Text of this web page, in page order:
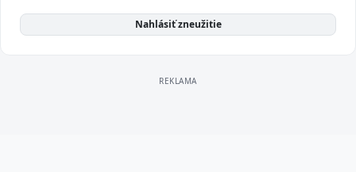
Nahlásiť zneužitie